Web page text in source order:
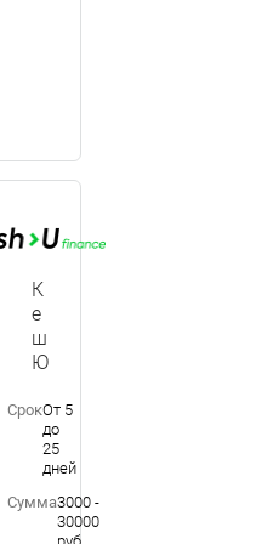
К
е
ш
Ю
СрокОт 5
до
25
дней
Сумма3000 -
30000